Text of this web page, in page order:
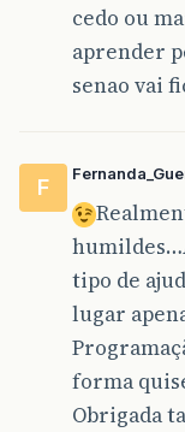
cedo ou
aprender
senao vai
F
tipo de
lugar
forma
Obrigada